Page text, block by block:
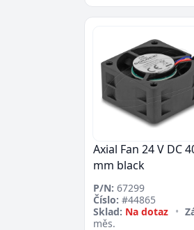
Axial Fan 24 V DC
mm black
P/N: 67299
Číslo: #44865
Sklad: Na dotaz •
měs.